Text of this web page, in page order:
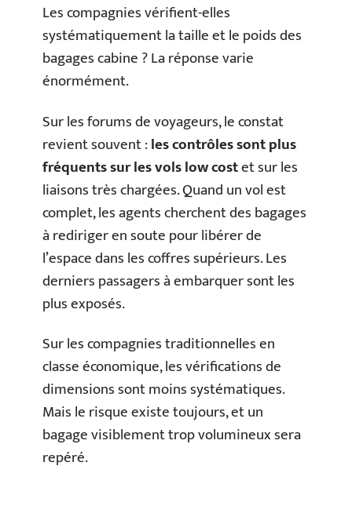
Les compagnies vérifient-elles
systématiquement la taille et le poids des
bagages cabine ? La réponse varie
énormément.
Sur les forums de voyageurs, le constat
revient souvent :les contrôles sont plus
fréquents sur les vols low costet sur les
liaisons très chargées. Quand un vol est
complet, les agents cherchent des bagages
à rediriger en soute pour libérer de
l’espace dans les coffres supérieurs. Les
derniers passagers à embarquer sont les
plus exposés.
Sur les compagnies traditionnelles en
classe économique, les vérifications de
dimensions sont moins systématiques.
Mais le risque existe toujours, et un
bagage visiblement trop volumineux sera
repéré.